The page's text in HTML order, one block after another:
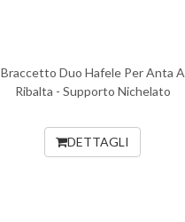
Braccetto Duo Hafele Per Anta A
Ribalta - Supporto Nichelato
DETTAGLI